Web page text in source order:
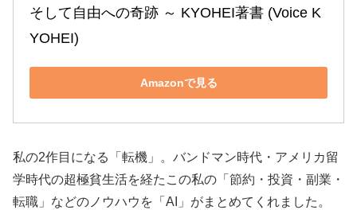
そして自由への奇跡 ～ KYOHEI著書 (Voice K
YOHEI)
Amazonで見る
私の2作目になる「転機」。バンドマン時代・アメリカ留
学時代の超極貧生活を経たこの私の「節約・投資・副業・
転職」などのノウハウを「AI」がまとめてくれました。